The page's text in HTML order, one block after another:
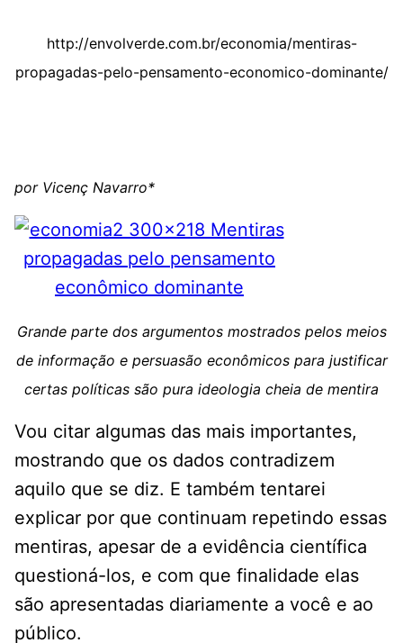
http://envolverde.com.br/economia/mentiras-
propagadas-pelo-pensamento-economico-dominante/
por Vicenç Navarro*
Grande parte dos argumentos mostrados pelos meios
de informação e persuasão econômicos para justificar
certas políticas são pura ideologia cheia de mentira
Vou citar algumas das mais importantes,
mostrando que os dados contradizem
aquilo que se diz. E também tentarei
explicar por que continuam repetindo essas
mentiras, apesar de a evidência científica
questioná-los, e com que finalidade elas
são apresentadas diariamente a você e ao
público.